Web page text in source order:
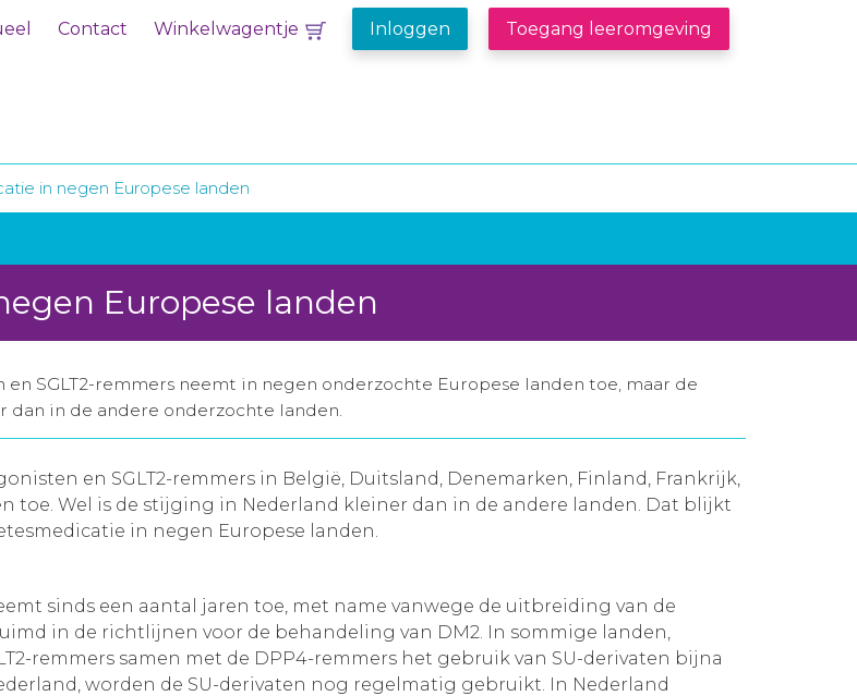
Contact Winkelwagentje Inloggen Toegang leeromgeving
in negen Europese landen
Europese landen
en SGLT2-remmers neemt in negen onderzochte Europese landen toe, maar de
in de andere onderzochte landen.
en SGLT2-remmers in België, Duitsland, Denemarken, Finland, Frankrijk,
toe. Wel is de stijging in Nederland kleiner dan in de andere landen. Dat blijkt
in negen Europese landen.
sinds een aantal jaren toe, met name vanwege de uitbreiding van de
in de richtlijnen voor de behandeling van DM2. In sommige landen,
remmers samen met de DPP4-remmers het gebruik van SU-derivaten bijna
worden de SU-derivaten nog regelmatig gebruikt. In Nederland